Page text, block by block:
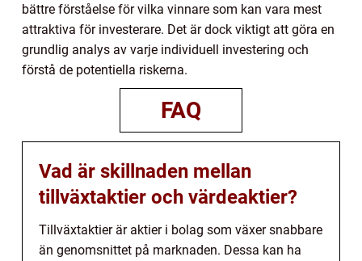
bättre förståelse för vilka vinnare som kan vara mest
attraktiva för investerare. Det är dock viktigt att göra en
grundlig analys av varje individuell investering och
förstå de potentiella riskerna.
FAQ
Vad är skillnaden mellan
tillväxtaktier och värdeaktier?
Tillväxtaktier är aktier i bolag som växer snabbare
än genomsnittet på marknaden. Dessa kan ha